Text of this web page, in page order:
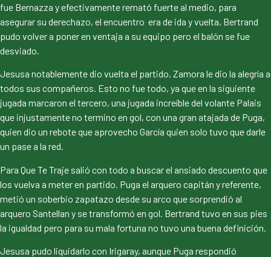
fue Bernazza y efectivamente remató fuerte al medio, para
asegurar su derechazo, el encuentro era de ida y vuelta, Bertrand
pudo volver a poner en ventaja a su equipo pero el balón se fue
desviado.
Jesusa notablemente dio vuelta el partido, Zamora le dio la alegría a
todos sus compañeros. Esto no fue todo, ya que en la siguiente
jugada marcaron el tercero, una jugada increíble del volante Palais
que injustamente no termino en gol, con una gran atajada de Puga,
quien dio un rebote que aprovecho García quien solo tuvo que darle
un pase a la red.
Para Que Te Traje salió con todo a buscar el ansiado descuento que
los vuelva a meter en partido. Puga el arquero capitán y referente,
metió un soberbio zapatazo desde su arco que sorprendió al
arquero Santellan y se transformó en gol. Bertrand tuvo en sus pies
la igualdad pero para su mala fortuna no tuvo una buena definición.
Jesusa pudo liquidarlo con Irigaray, aunque Puga respondió